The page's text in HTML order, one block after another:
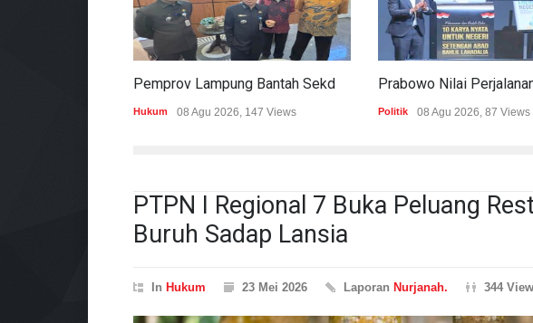
Hukum 08 Agu 2026, 147 Views Politik 08 Agu 2026, 87 Views
PTPN I Regional 7 Buka Peluang
Buruh Sadap Lansia
In Hukum 23 Mei 2026 Laporan Nurjanah. 344